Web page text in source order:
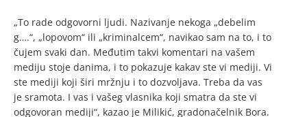
„To rade odgovorni ljudi. Nazivanje nekoga „debelim
g….“, „lopovom“ ili „kriminalcem“, navikao sam na to, i to
čujem svaki dan. Međutim takvi komentari na vašem
mediju stoje danima, i to pokazuje kakav ste vi mediji. Vi
ste mediji koji širi mržnju i to dozvoljava. Treba da vas
je sramota. I vas i vašeg vlasnika koji smatra da ste vi
odgovoran mediji“, kazao je Milikić, gradonačelnik Bora.